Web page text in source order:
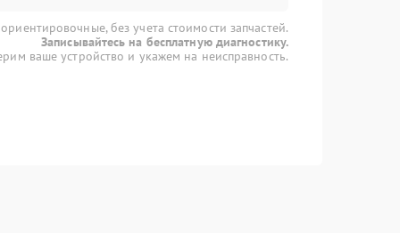
без учета стоимости запчастей.
Записывайтесь на бесплатную диагностику.
ваше устройство и укажем на неисправность.